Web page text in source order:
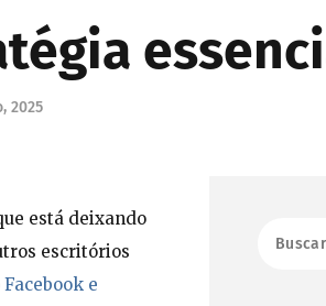
2025
está deixando
escritórios
Facebook e